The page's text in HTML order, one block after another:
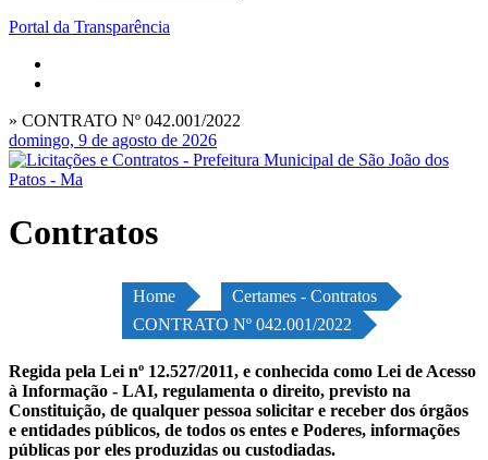
Portal da Transparência
» CONTRATO Nº 042.001/2022
domingo, 9 de agosto de 2026
Contratos
Home
Certames - Contratos
CONTRATO Nº 042.001/2022
Regida pela Lei nº 12.527/2011, e conhecida como Lei de Acesso
à Informação - LAI, regulamenta o direito, previsto na
Constituição, de qualquer pessoa solicitar e receber dos órgãos
e entidades públicos, de todos os entes e Poderes, informações
públicas por eles produzidas ou custodiadas.